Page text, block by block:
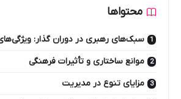
محتواها
سبک‌های رهبری در دوران گذار:
موانع ساختاری و تأثیرات فرهنگی
مزایای تنوع در مدیریت